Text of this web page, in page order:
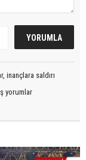
inançlara saldırı
yorumlar